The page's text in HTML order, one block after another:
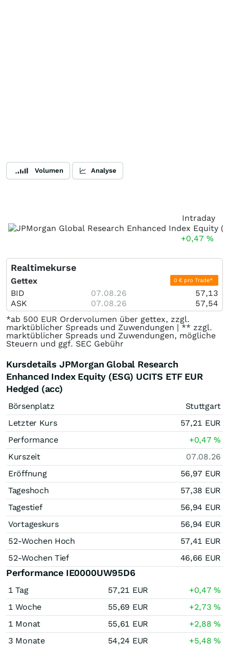
Volumen Analyse
Intraday
+0,47 %
Realtimekurse
Gettex 0 € pro Trade*
BID 07.08.26
57,13
ASK
07.08.26
57,54
*ab 500 EUR Ordervolumen über gettex, zzgl.
marktüblicher Spreads und Zuwendungen | ** zzgl.
marktüblicher Spreads und Zuwendungen, mögliche
Steuern und ggf. SEC Gebühr
Kursdetails JPMorgan Global Research
Enhanced Index Equity (ESG) UCITS ETF EUR
Hedged (acc)
Börsenplatz
Stuttgart
Letzter Kurs
57,21 EUR
Performance
+0,47%
Kurszeit
07.08.26
Eröffnung
56,97 EUR
Tageshoch
57,38 EUR
Tagestief
56,94 EUR
Vortageskurs
56,94 EUR
52-Wochen Hoch
57,41 EUR
52-Wochen Tief
46,66 EUR
Performance IE0000UW95D6
1 Tag 57,21 EUR +0,47%
1 Woche
55,69 EUR +2,73%
1 Monat
55,61 EUR +2,88%
3 Monate
54,24 EUR +5,48%